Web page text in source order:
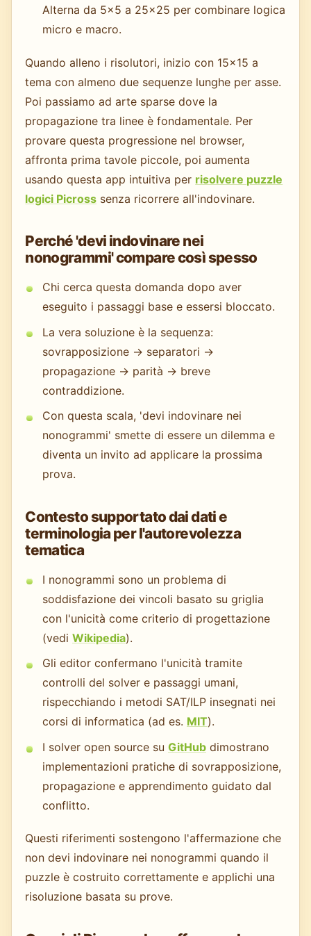
Alterna da 5x5 a 25x25 per combinare logica
micro e macro.
Quando alleno i risolutori, inizio con 15x15 a
tema con almeno due sequenze lunghe per asse.
Poi passiamo ad arte sparse dove la
propagazione tra linee è fondamentale. Per
provare questa progressione nel browser,
affronta prima tavole piccole, poi aumenta
usando questa app intuitiva per risolvere puzzle
logici Picross senza ricorrere all'indovinare.
Perché 'devi indovinare nei
nonogrammi' compare così spesso
Chi cerca questa domanda dopo aver
eseguito i passaggi base e essersi bloccato.
La vera soluzione è la sequenza:
sovrapposizione → separatori →
propagazione → parità → breve
contraddizione.
Con questa scala, 'devi indovinare nei
nonogrammi' smette di essere un dilemma e
diventa un invito ad applicare la prossima
prova.
Contesto supportato dai dati e
terminologia per l'autorevolezza
tematica
I nonogrammi sono un problema di
soddisfazione dei vincoli basato su griglia
con l'unicità come criterio di progettazione
(vedi Wikipedia).
Gli editor confermano l'unicità tramite
controlli del solver e passaggi umani,
rispecchiando i metodi SAT/ILP insegnati nei
corsi di informatica (ad es. MIT).
I solver open source su GitHubdimostrano
implementazioni pratiche di sovrapposizione,
propagazione e apprendimento guidato dal
conflitto.
Questi riferimenti sostengono l'affermazione che
non devi indovinare nei nonogrammi quando il
puzzle è costruito correttamente e applichi una
risoluzione basata su prove.